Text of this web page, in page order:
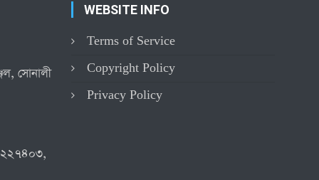
সোনালী
WEBSITE INFO
Terms of Service
Copyright Policy
Privacy Policy